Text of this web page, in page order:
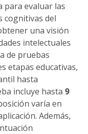
para evaluar las
cognitivas del
una visión
intelectuales
de pruebas
etapas educativas,
hasta
incluye hasta 9
varía en
Además,